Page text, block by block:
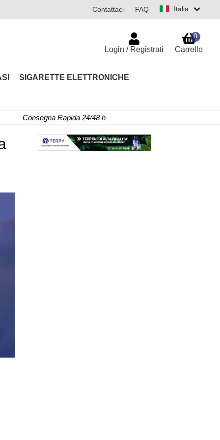
Italia
Contattaci FAQ
SIGARETTE ELETTRONICHE
Login / Registrati Carrello
0
Consegna Rapida 24/48 h